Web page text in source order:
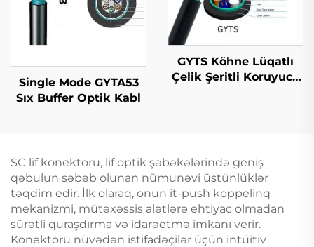
Single Mode GYTA53
Sıx Buffer Optik Kabl
GYTS Köhne Lüqatlı
Çelik Şeritli Koruyucu
SC lif konektoru, lif optik şəbəkələrində geniş
qəbulun səbəb olunan nümunəvi üstünlüklər
təqdim edir. İlk olaraq, onun it-push koppelinq
mekanizmi, mütəxəssis alətlərə ehtiyac olmadan
sürətli quraşdırma və idarəetmə imkanı verir.
Konektoru nüvədən istifadəçilər üçün intüitiv